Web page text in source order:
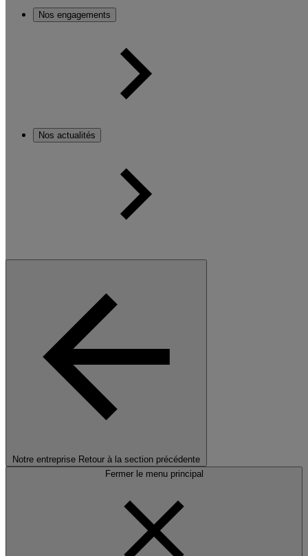
Nos engagements
Nos actualités
Notre entreprise Retour à la section précédente
Fermer le menu principal